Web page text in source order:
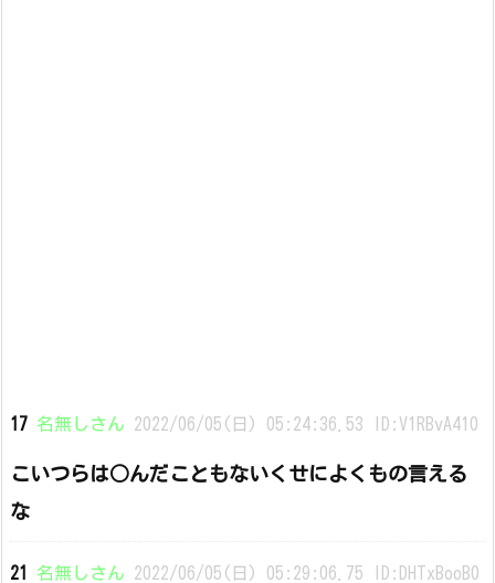
17 名無しさん 2022/06/05(日) 05:24:36.53 ID:V1RBvA410
こいつらは○んだこともないくせによくもの言える
な
21 名無しさん 2022/06/05(日) 05:29:06.75 ID:DHTxBooB0